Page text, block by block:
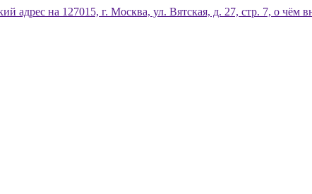
адрес на 127015, г. Москва, ул. Вятская, д. 27, стр. 7, о